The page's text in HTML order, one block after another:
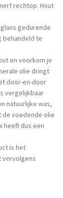
rechtop. Hout
gedurende
behandeld te
en voorkom je
olie dringt
door-en-door
vergelijkbaar
natuurlijke was,
voedende olie
heeft dus een
is het
vervolgens